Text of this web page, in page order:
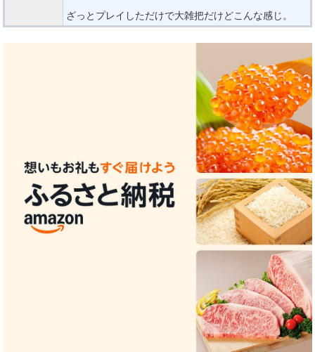
ざっとプレイしただけで大雑把だけどこんな感じ。